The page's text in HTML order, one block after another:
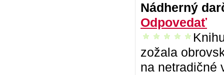
Nádherný
Odpovedať
vrelo odporúčam
zožala
na netradičné